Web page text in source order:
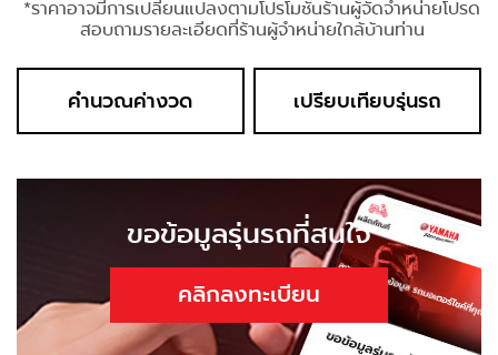
*ราคาอาจมีการเปลี่ยนแปลงตามโปรโมชั่นร้านผู้จัดจำหน่ายโปรด
สอบถามรายละเอียดที่ร้านผู้จำหน่ายใกล้บ้านท่าน
คำนวณค่างวด เปรียบเทียบรุ่นรถ
ขอข้อมูลรุ่นรถที่สนใจ
คลิกลงทะเบียน